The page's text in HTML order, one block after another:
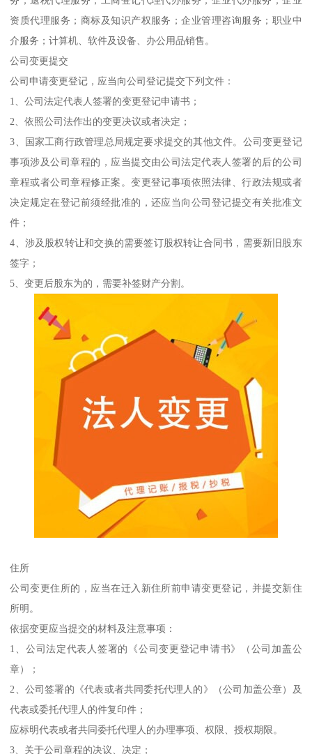
资质代理服务；商标及知识产权服务；企业管理咨询服务；职业中
介服务；计算机、软件及设备、办公用品销售。
公司变更提交
公司申请变更登记，应当向公司登记提交下列文件：
1、公司法定代表人签署的变更登记申请书；
2、依照公司法作出的变更决议或者决定；
3、国家工商行政管理总局规定要求提交的其他文件。公司变更登记
事项涉及公司章程的，应当提交由公司法定代表人签署的后的公司
章程或者公司章程修正案。变更登记事项依照法律、行政法规或者
决定规定在登记前须经批准的，还应当向公司登记提交有关批准文
件；
4、涉及股权转让和交换的需要签订股权转让合同书，需要新旧股东
签字；
5、变更后股东为的，需要补签财产分割。
住所
公司变更住所的，应当在迁入新住所前申请变更登记，并提交新住
所明。
依据变更应当提交的材料及注意事项：
1、公司法定代表人签署的《公司变更登记申请书》（公司加盖公
章）；
2、公司签署的《代表或者共同委托代理人的》（公司加盖公章）及
代表或委托代理人的件复印件；
应标明代表或者共同委托代理人的办理事项、权限、授权期限。
3、关于公司章程的决议、决定；